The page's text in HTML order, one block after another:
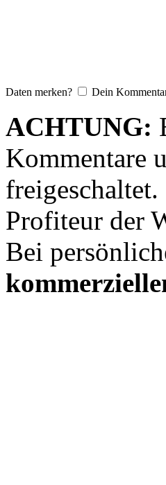
Daten merken? Dein
ACHTUNG:
Kommentare
freigeschaltet.
Profiteur der
Bei